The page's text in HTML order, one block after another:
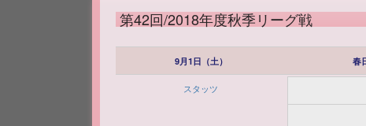
第42回/2018年度秋季リーグ戦
9月1日（土） 春
スタッツ